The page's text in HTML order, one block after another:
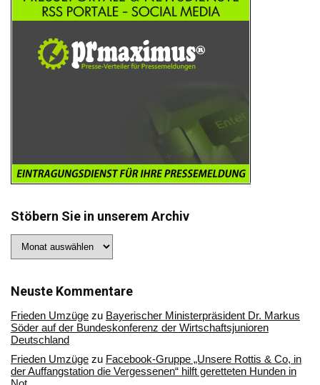
Stöbern Sie in unserem Archiv
Sie
Archiv
Neuste Kommentare
Frieden Umzüge zu Bayerischer Ministerpräsident Dr. Markus
Söder auf der Bundeskonferenz der Wirtschaftsjunioren
Deutschland
Frieden Umzüge zu Facebook-Gruppe „Unsere Rottis & Co, in
der Auffangstation die Vergessenen“ hilft geretteten Hunden in